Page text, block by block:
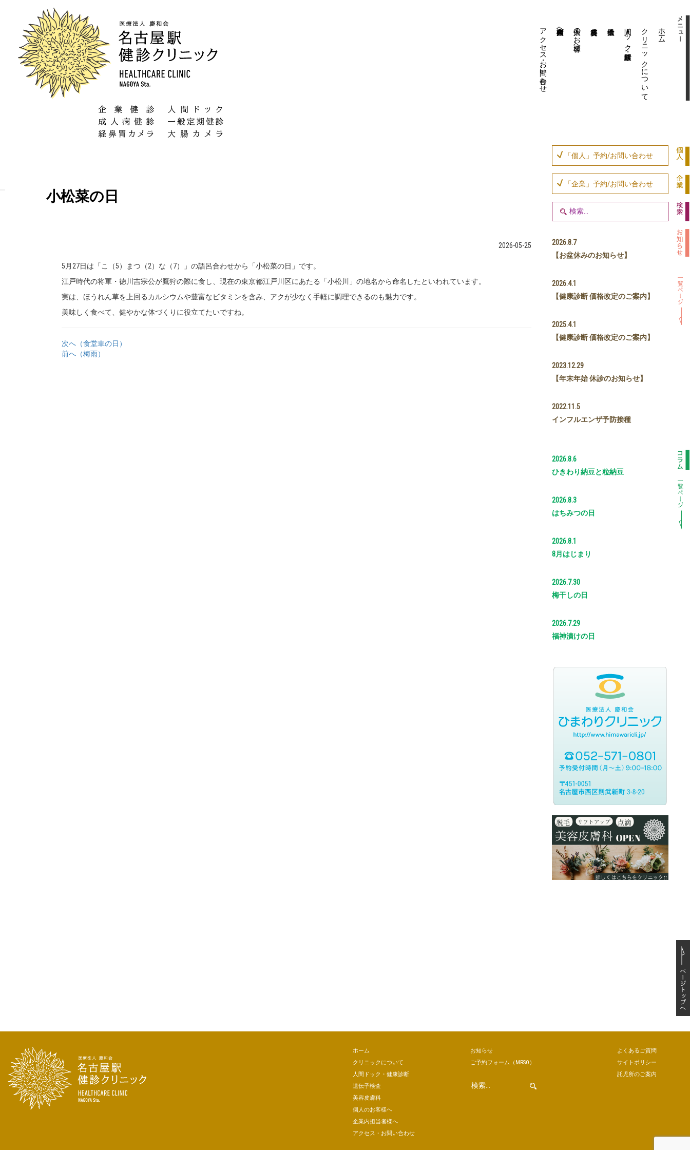
アクセス・お問い合わせ 企業内担当者様へ 個人のお客様へ 人間ドック・健康診断 クリニックについて ホーム
小松菜の日
2026-05-25
5月27日は「こ（5）まつ（2）な（7）」の語呂合わせから「小松菜の日」です。
江戸時代の将軍・徳川吉宗公が鷹狩の際に食し、現在の東京都江戸川区にあたる「小松川」の地名から命名したといわれています。
実は、ほうれん草を上回るカルシウムや豊富なビタミンを含み、アクが少なく手軽に調理できるのも魅力です。
美味しく食べて、健やかな体づくりに役立てたいですね。
次へ（食堂車の日）
前へ（梅雨）
「個人」予約/お問い合わせ
「企業」予約/お問い合わせ
2026.8.7
【お盆休みのお知らせ】
2026.4.1
【健康診断 価格改定のご案内】
2025.4.1
【健康診断 価格改定のご案内】
2023.12.29
【年末年始 休診のお知らせ】
2022.11.5
インフルエンザ予防接種
2026.8.6
ひきわり納豆と粒納豆
2026.8.3
はちみつの日
2026.8.1
8月はじまり
2026.7.30
梅干しの日
2026.7.29
福神漬けの日
ホーム
クリニックについて
人間ドック・健康診断
遺伝子検査
美容皮膚科
個人のお客様へ
企業内担当者様へ
アクセス・お問い合わせ
お知らせ
ご予約フォーム （MRSO）
よくあるご質問
サイトポリシー
託児所のご案内